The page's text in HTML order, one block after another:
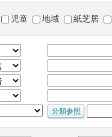
児童 地域 紙芝居